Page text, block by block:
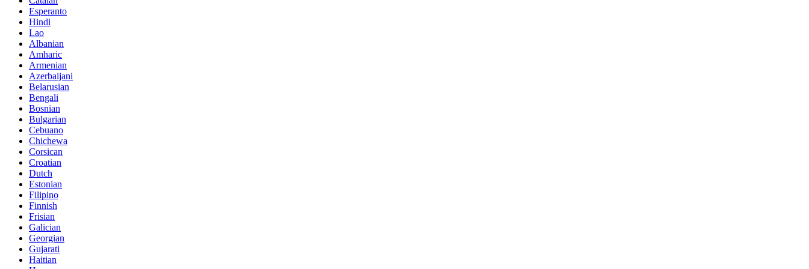
Esperanto
Hindi
Lao
Albanian
Amharic
Armenian
Azerbaijani
Belarusian
Bengali
Bosnian
Bulgarian
Cebuano
Chichewa
Corsican
Croatian
Dutch
Estonian
Filipino
Finnish
Frisian
Galician
Georgian
Gujarati
Haitian